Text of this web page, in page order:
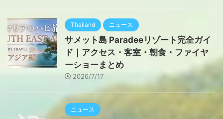
Thailand ニュース
サメット島 Paradeeリゾート完全ガイ
ド｜アクセス・客室・朝食・ファイヤ
ーショーまとめ
2026/7/17
ニュース